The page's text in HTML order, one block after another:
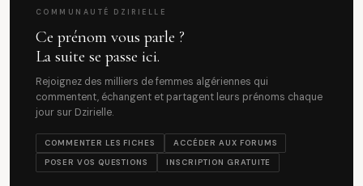
COMMUNAUTÉ DZIRIELLE
Ce prénom vous parle ?
La suite se passe ici.
Rejoignez des milliers de femmes algériennes qui
commentent, échangent et partagent leurs prénoms chaque
jour sur Dzirielle.
COMMENTER LES FICHES
ACCÉDER AUX FORUMS
POSER VOS QUESTIONS
INSCRIPTION GRATUITE